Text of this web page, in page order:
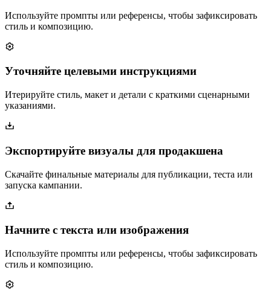
Используйте промпты или референсы, чтобы зафиксировать
стиль и композицию.
Уточняйте целевыми инструкциями
Итерируйте стиль, макет и детали с краткими сценарными
указаниями.
Экспортируйте визуалы для продакшена
Скачайте финальные материалы для публикации, теста или
запуска кампании.
Начните с текста или изображения
Используйте промпты или референсы, чтобы зафиксировать
стиль и композицию.